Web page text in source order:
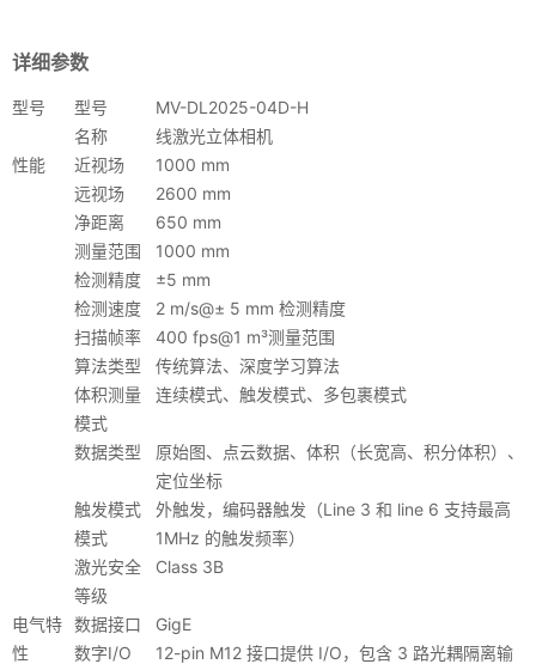
详细参数
型号 型号
MV-DL2025-04D-H
名称
线激光立体相机
性能
近视场
1000 mm
远视场
2600 mm
净距离
650 mm
测量范围
1000 mm
检测精度
±5 mm
检测速度
2 m/s@± 5 mm 检测精度
扫描帧率
400 fps@1 m³测量范围
算法类型
传统算法、深度学习算法
体积测量
模式
连续模式、触发模式、多包裹模式
数据类型
原始图、点云数据、体积（长宽高、积分体积）、
定位坐标
触发模式
模式
外触发，编码器触发（Line 3 和 line 6 支持最高
1MHz 的触发频率）
激光安全
等级
Class 3B
电气特
性
数据接口
GigE
数字I/O
12-pin M12 接口提供 I/O，包含 3 路光耦隔离输